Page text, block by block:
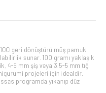
geri dönüştürülmüş pamuk
sunar. 100 gramı yaklaşık
4-5 mm şiş veya 3.5-5 mm tığ
projeleri için idealdir.
programda yıkanıp düz